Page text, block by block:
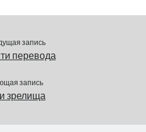
запись
перевода
запись
зрелища